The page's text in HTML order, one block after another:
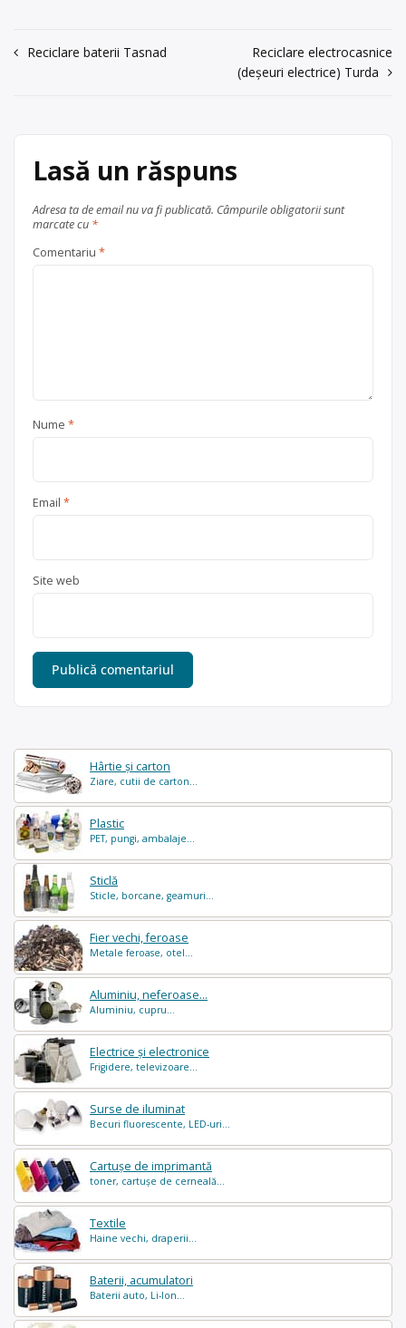
Hârtie și carton
Ziare, cutii de carton...
Plastic
PET, pungi, ambalaje...
Sticlă
Sticle, borcane, geamuri...
Fier vechi, feroase
Metale feroase, otel...
Aluminiu, neferoase...
Aluminiu, cupru...
Electrice și electronice
Frigidere, televizoare...
Surse de iluminat
Becuri fluorescente, LED-uri...
Cartușe de imprimantă
toner, cartușe de cerneală...
Textile
Haine vechi, draperii...
Baterii, acumulatori
Baterii auto, Li-Ion...
punct de colectare în Bacău, la
adresa: . Sediu social:Buhusi str.
electrocasnice (DEEE) , în
Navigare
Reciclare baterii Tasnad
Reciclare electrocasnice
(deșeuri electrice) Turda
Lasă un răspuns
Adresa ta de email nu va fi publicată. Câmpurile obligatorii sunt
marcate cu *
Comentariu *
Nume *
Email *
Site web